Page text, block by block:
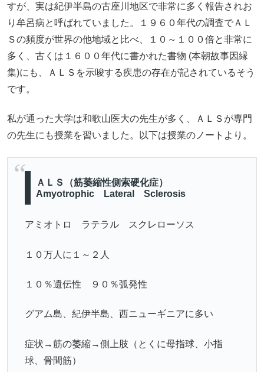
すが、実は紀伊半島の古座川地区で非常に多く報告されお
り牟呂病と呼ばれていました。１９６０年代の調査でＡＬ
Ｓの頻度が世界の他地域と比べ、１０～１００倍と非常に
多く、古くは１６００年代に書かれた書物 (本朝故事因縁
集)にも、ＡＬＳを示唆する疾患の存在が記されているそう
です。
私が通った大学は和歌山医大の先生が多く、ＡＬＳが専門
の先生にも授業を習いました。以下は授業のノートより。
ＡＬＳ（筋萎縮性側索硬化症）
Amyotrophic Lateral Sclerosis
アミオトロ ラテラル スクレローソス
１０万人に１～２人
１０％遺伝性 ９０％弧発性
グアム島、紀伊半島、西ニューギニアに多い
症状→筋の萎縮→側上肢（とくに母指球、小指
球、骨間筋）